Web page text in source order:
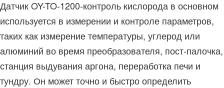
Датчик OY-TO-1200-контроль кислорода в основном
используется в измерении и контроле параметров,
таких как измерение температуры, углерод или
алюминий во время преобразователя, пост-палочка,
станция выдувания аргона, переработка печи и
тундру. Он может точно и быстро определить